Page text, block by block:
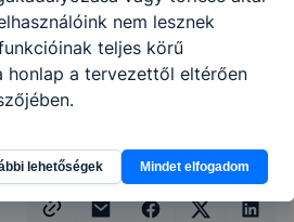
felületeken felületi
hibát keres, dönt a
illetve javít minőségi és
szempontok
nem lesznek
teljes körű
honlap a tervezettől eltérően
lehetőségek Mindet elfogadom